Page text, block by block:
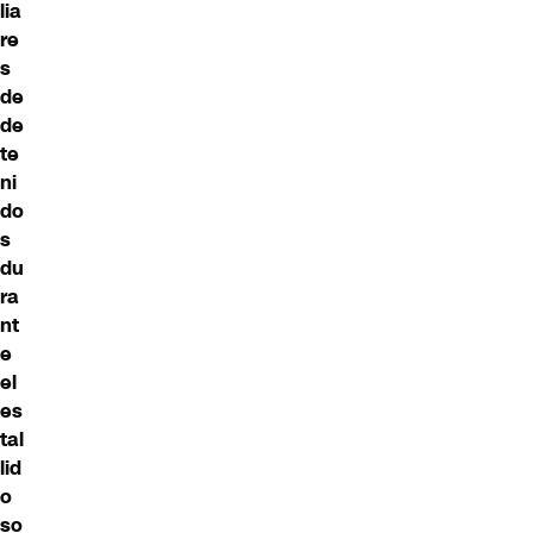
lia
re
s
de
de
te
ni
do
s
du
ra
nt
e
el
es
tal
lid
o
so